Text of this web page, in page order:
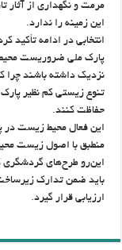
مرمت و نگهداری از
این زمینه را ندارد.
انتخابی در ادامه تأکید
پارک ملی ضروریست
نزدیک داشته باشند چرا
تنوع زیستی کم‌ نظیر
حفاظت کنند.
این فعال محیط زیست در
منطبق با اصول زیست
این‌رو طرح‌های
باید ضمن تدارک
ارزیابی قرار گیرد.